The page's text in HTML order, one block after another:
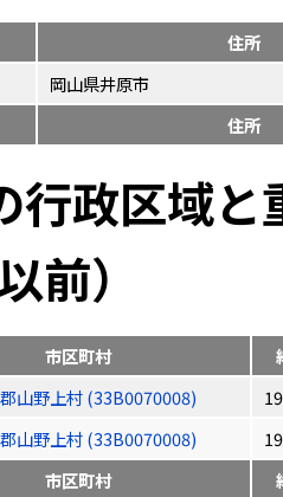
住所
岡山県井原市
住所
行政区域
前）
市区町村
山野上村 (33B0070008)
山野上村 (33B0070008)
市区町村